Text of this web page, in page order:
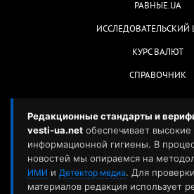
РАВНЫЕ.UA
ИССЛЕДОВАТЕЛЬСКИЙ
КУРС ВАЛЮТ
СПРАВОЧНИК
Редакционные стандарты и
vesti-ua.net обеспечивает высокие
информационной гигиены. В
новостей мы опираемся на
ИМИ и Детектор медиа. Для
материалов редакция использует